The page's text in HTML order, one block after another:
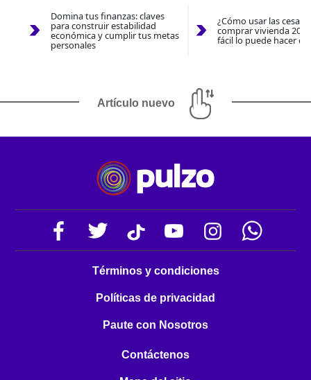
Domina tus finanzas: claves
para construir estabilidad
económica y cumplir tus metas
personales
¿Cómo usar las
comprar vivienda
fácil lo puede hacer
Artículo nuevo
Términos y condiciones
Políticas de privacidad
Paute con Nosotros
Contáctenos